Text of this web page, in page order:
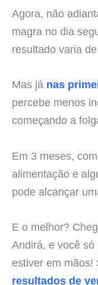
Agora, não
magra no dia
resultado varia
Mas já nas
percebe menos
começando a
Em 3 meses,
alimentação e
pode alcançar
E o melhor?
Andirá, e você
estiver em mãos!
resultados de